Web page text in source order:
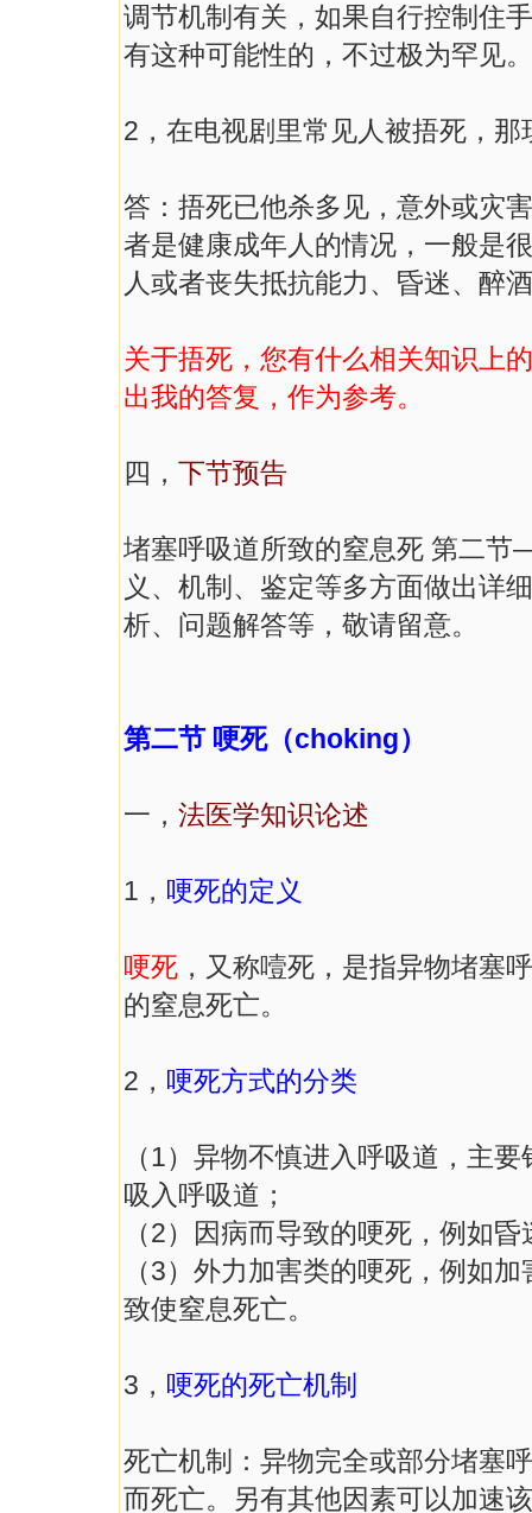
调节机制有关，如果自行控制住
有这种可能性的，不过极为罕见。
2，在电视剧里常见人被捂死，
答：捂死已他杀多见，意外或灾
者是健康成年人的情况，一般是
人或者丧失抵抗能力、昏迷、醉
关于捂死，您有什么相关知识上
出我的答复，作为参考。
四， 下节预告
堵塞呼吸道所致的窒息死 第二
义、机制、鉴定等多方面做出详
析、问题解答等，敬请留意。
第二节 哽死（choking）
一， 法医学知识论述
1， 哽死的定义
哽死 ，又称噎死，是指异物堵塞
的窒息死亡。
2， 哽死方式的分类
（1）异物不慎进入呼吸道，主
吸入呼吸道；
（2）因病而导致的哽死，例如
（3）外力加害类的哽死，例如
致使窒息死亡。
3， 哽死的死亡机制
死亡机制：异物完全或部分堵塞
而死亡。另有其他因素可以加速